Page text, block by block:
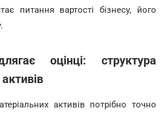
питання вартості бізнесу, його
оцінці: структура
активів потрібно точно